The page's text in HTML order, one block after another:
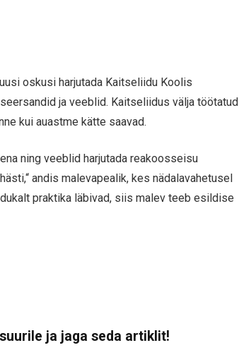
oskusi harjutada Kaitseliidu Koolis
ja veeblid. Kaitseliidus välja töötatud
kui auastme kätte saavad.
ning veeblid harjutada reakoosseisu
andis malevapealik, kes nädalavahetusel
praktika läbivad, siis malev teeb esildise
ja jaga seda artiklit!